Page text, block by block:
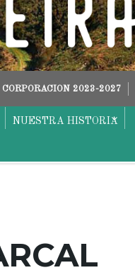
CORPORACION 2023-2027
NUESTRA HISTORIA